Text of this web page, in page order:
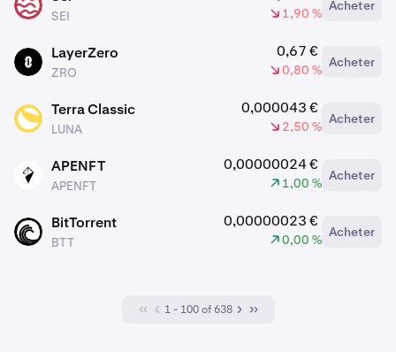
SEI
SEI 1,90 %
Acheter
ZRO LayerZero
ZRO
0,67 €
0,80 %
Acheter
LUNA Terra Classic
LUNA
0,000043 €
2,50 %
Acheter
APENFT APENFT
APENFT
0,00000024 €
1,00 %
Acheter
BTT BitTorrent
BTT
0,00000023 €
0,00 %
Acheter
1 - 100 of 638